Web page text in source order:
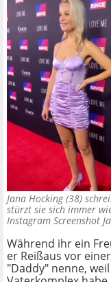
Jana Hocking (38)
stürzt sie sich immer
Instagram Screenshot
Während ihr ein
er Reißaus vor
"Daddy" nenne,